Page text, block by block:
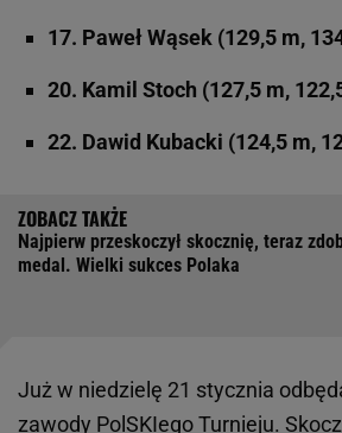
17. Paweł Wąsek (129,5 m,
20. Kamil Stoch (127,5 m,
22. Dawid Kubacki (124,5 m,
Najpierw przeskoczył skocznię, teraz
medal. Wielki sukces Polaka
Już w niedzielę 21 stycznia
zawody PolSKIego Turnieju.